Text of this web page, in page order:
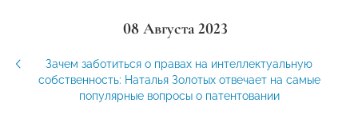
08 Августа 2023
Зачем заботиться о правах на интеллектуальную
собственность: Наталья Золотых отвечает на самые
популярные вопросы о патентовании